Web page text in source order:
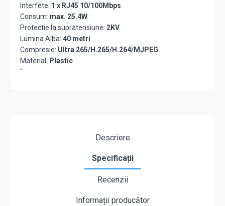
Interfete: 1 x RJ45 10/100Mbps
Consum: max. 25.4W
Protectie la supratensiune: 2KV
Lumina Alba: 40 metri
Compresie: Ultra 265/H.265/H.264/MJPEG
Material: Plastic
"
Descriere
Specificații
Recenzii
Informații producător